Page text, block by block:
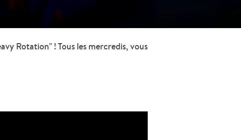
Rotation" ! Tous les mercredis, vous